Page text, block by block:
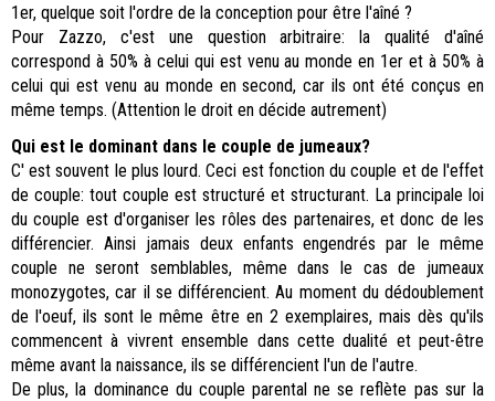
1er, quelque soit l'ordre de la conception pour être l'aîné ?
Pour Zazzo, c'est une question arbitraire: la qualité d'aîné
correspond à 50% à celui qui est venu au monde en 1er et à 50% à
celui qui est venu au monde en second, car ils ont été conçus en
même temps. (Attention le droit en décide autrement)
Qui est le dominant dans le couple de jumeaux?
C' est souvent le plus lourd. Ceci est fonction du couple et de l'effet
de couple: tout couple est structuré et structurant. La principale loi
du couple est d'organiser les rôles des partenaires, et donc de les
différencier. Ainsi jamais deux enfants engendrés par le même
couple ne seront semblables, même dans le cas de jumeaux
monozygotes, car il se différencient. Au moment du dédoublement
de l'oeuf, ils sont le même être en 2 exemplaires, mais dès qu'ils
commencent à vivrent ensemble dans cette dualité et peut-être
même avant la naissance, ils se différencient l'un de l'autre.
De plus, la dominance du couple parental ne se reflète pas sur la